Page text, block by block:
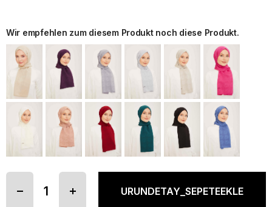
Wir empfehlen zum diesem Produkt noch diese Produkt.